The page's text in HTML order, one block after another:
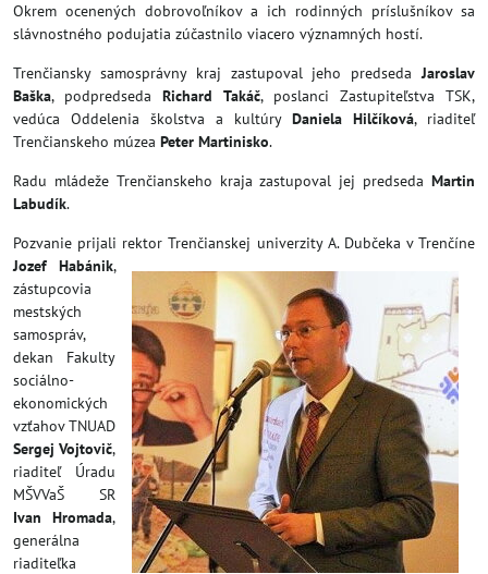
Okrem ocenených dobrovoľníkov a ich rodinných príslušníkov sa
slávnostného podujatia zúčastnilo viacero významných hostí.
Trenčiansky samosprávny kraj zastupoval jeho predsedaJaroslav
Baška, podpredsedaRichard Takáč, poslanci Zastupiteľstva TSK,
vedúca Oddelenia školstva a kultúry Daniela Hilčíková, riaditeľ
Trenčianskeho múzea Peter Martinisko.
Radu mládeže Trenčianskeho kraja zastupoval jej predseda Martin
Labudík.
Pozvanie prijali rektor Trenčianskej univerzity A. Dubčeka v Trenčíne
Jozef Habánik,
zástupcovia
mestských
samospráv,
dekan Fakulty
sociálno-
ekonomických
vzťahov TNUAD
Sergej Vojtovič,
riaditeľ Úradu
MŠVVaŠ SR
Ivan Hromada,
generálna
riaditeľka